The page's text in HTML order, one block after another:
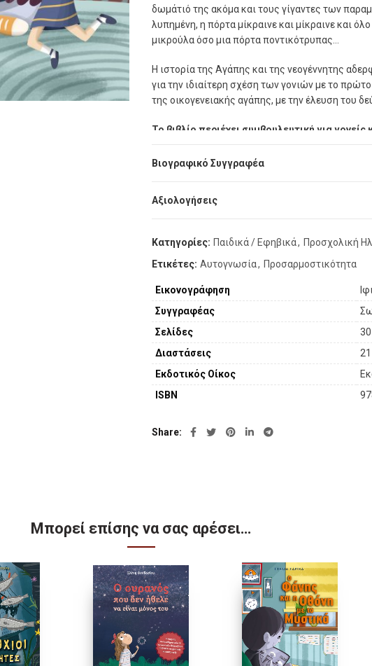
δωµάτιό της ακόµα και τους γίγαντες των
λυπηµένη, η πόρτα µίκραινε και µίκραινε και
µικρούλα όσο µια πόρτα ποντικότρυπας…
Η ιστορία της Αγάπης και της νεογέννητης
για την ιδιαίτερη σχέση των γονιών µε το
της οικογενειακής αγάπης, µε την έλευση του
Το βιβλίο περιέχει συµβουλευτική για
Βιογραφικό Συγγραφέα
Αξιολογήσεις
Κατηγορίες: Παιδικά / Εφηβικά, Προσχολική
Ετικέτες: Αυτογνωσία, Προσαρμοστικότητα
Εικονογράφηση
Συγγραφέας
Σελίδες
30
Διαστάσεις
Εκδοτικός Οίκος
ISBN
Share
Μπορεί επίσης να σας αρέσει…